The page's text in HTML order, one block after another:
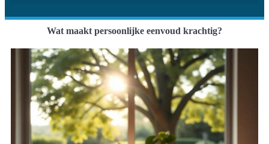
Wat maakt persoonlijke eenvoud krachtig?